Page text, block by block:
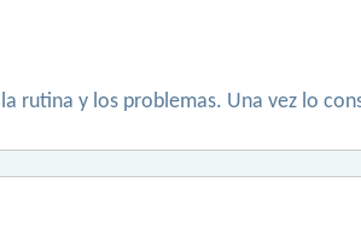
rutina y los problemas. Una vez lo